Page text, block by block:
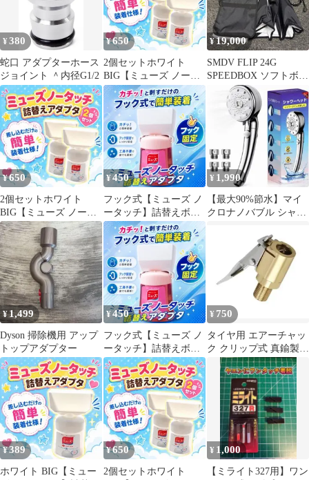
¥380
蛇口 アダプターホース
ジョイント ＾内径G1/2
¥650
2個セットホワイト
BIG【ミューズ ノータ
ッチ】詰替えボトル ア
ダプター
¥19,000
SMDV FLIP 24G
SPEEDBOX ソフトボッ
クス A2アダプター付
¥650
2個セットホワイト
BIG【ミューズ ノータ
ッチ】詰替えボトル ア
ダプター281
¥450
フック式【ミューズ ノ
ータッチ】詰替えボト
ル アダプター234
¥ 1,990
【最大90%節水】マイ
クロナノバブル シャワ
ター付 新品
¥1,499
Dyson 掃除機用 アップ
トップアダプター
¥450
フック式【ミューズ ノ
ータッチ】詰替えボト
ル アダプター235
¥ 750
タイヤ用 エアーチャッ
ク クリップ式 真鍮製
オートバイ用アダプタ
ー対応
¥389
ホワイト BIG【ミュー
¥650
2個セットホワイト
¥ 1,000
【ミライト327用】ワン